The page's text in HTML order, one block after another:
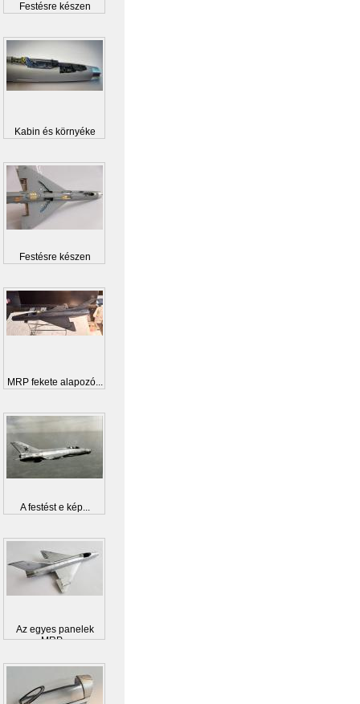
Festésre készen
Kabin és környéke
Festésre készen
MRP fekete alapozó...
A festést e kép...
Az egyes panelek
MRP...